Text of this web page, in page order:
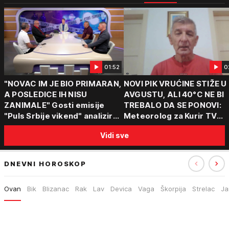
01:52
"NOVAC IM JE BIO PRIMARAN,
A POSLEDICE IH NISU
ZANIMALE" Gosti emisije
"Puls Srbije vikend" analizirali
slučajeve koji su potresli
Srbiju: Zločin se ne isplati
NOVI PIK VRUĆINE STIŽE U
AVGUSTU, ALI 40°C NE BI
TREBALO DA SE PONOVI:
Meteorolog za Kurir TV
objasnio šta nas čeka:
za ozbiljne padavine su
Vidi sve
DNEVNI HOROSKOP
Ovan Bik Blizanac Rak Lav Devica Vaga Škorpija Strelac